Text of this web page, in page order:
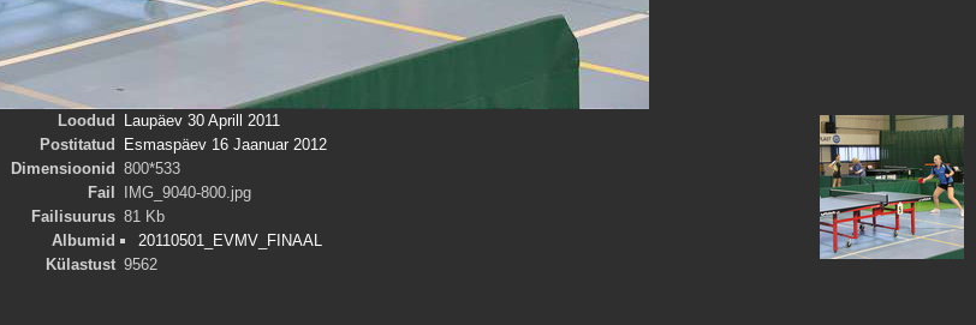
Loodud
Laupäev 30 Aprill 2011
Postitatud
Esmaspäev 16 Jaanuar 2012
Dimensioonid 800*533
Fail
IMG_9040-800.jpg
Failisuurus 81 Kb
Albumid
20110501_EVMV_FINAAL
Külastust 9562